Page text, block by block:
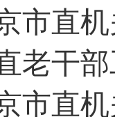
市直
干部工作│
市直